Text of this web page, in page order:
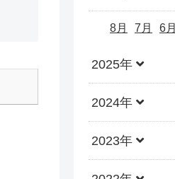
8月 7月 6月
2025年
2024年
2023年